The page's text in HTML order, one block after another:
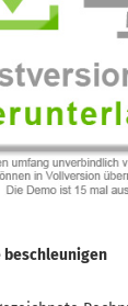
beschleunigen